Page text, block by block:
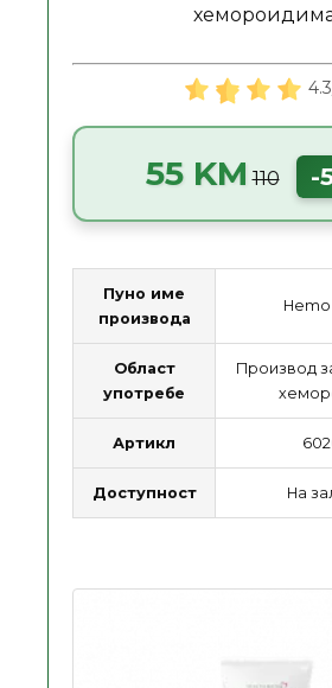
55 KM 110 -
Пуно име
производа
Hemo
Област
употребе
Производ
Артикл
Доступност На